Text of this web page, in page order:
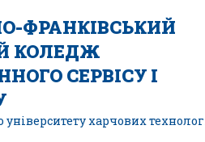
ФРАНКІВСЬКИЙ
КОЛЕДЖ
СЕРВІСУ І
харчових